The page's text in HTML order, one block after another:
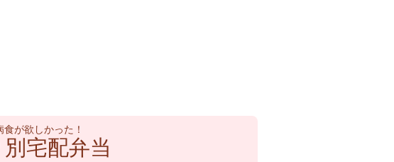
食が欲しかった！
宅配弁当